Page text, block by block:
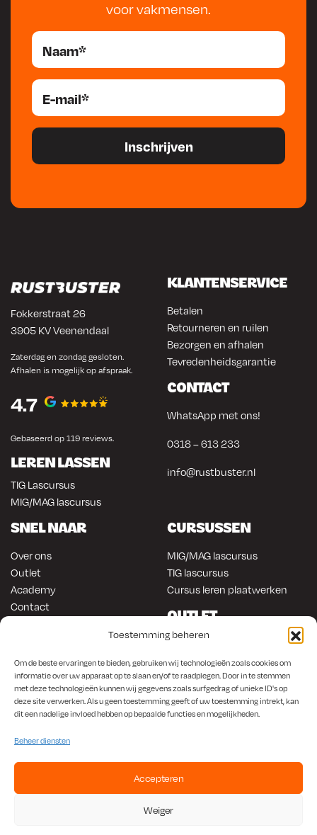
Toestemming beheren
Om de beste ervaringen te bieden, gebruiken wij technologieën zoals cookies om
informatie over uw apparaat op te slaan en/of te raadplegen. Door in te stemmen
met deze technologieën kunnen wij gegevens zoals surfgedrag of unieke ID's op
deze site verwerken. Als u geen toestemming geeft of uw toestemming intrekt, kan
dit een nadelige invloed hebben op bepaalde functies en mogelijkheden.
Beheer diensten
Accepteren
Weiger
voor vakmensen.
Fokkerstraat 26
3905 KV Veenendaal
Zaterdag en zondag gesloten.
Afhalen is mogelijk op afspraak.
4.7
Gebaseerd op 119 reviews.
LEREN LASSEN
TIG Lascursus
MIG/MAG lascursus
KLANTENSERVICE
Betalen
Retourneren en ruilen
Bezorgen en afhalen
Tevredenheidsgarantie
CONTACT
WhatsApp met ons!
0318 – 613 233
info@rustbuster.nl
SNEL NAAR
Over ons
Outlet
Academy
Contact
ONLINE KOPEN
Lasapparatuur
Anti-roest producten
Werkplaats en automotive
Autorestauratie en plaatwerk
CURSUSSEN
MIG/MAG lascursus
TIG lascursus
Cursus leren plaatwerken
OUTLET
Gereedschap
Om en in de auto werken
Lasapparatuur
Overige producten